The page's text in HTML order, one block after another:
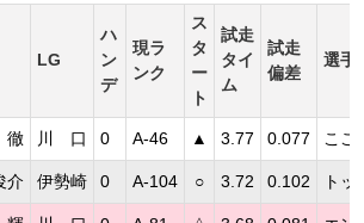
LG
ハ
ン
デ
現ラ
ンク
ス
タ
ー
ト
試走
タイ
ム
試走
偏差
選手
川 口 0 A-46 ▲ 3.77 0.077 ここ
介 伊勢崎 0 A-104 ○ 3.72 0.102 ト